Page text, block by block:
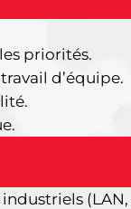
priorités.
d’équipe.